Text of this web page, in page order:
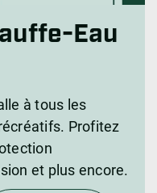
Eau
à tous les
Profitez
et plus encore.